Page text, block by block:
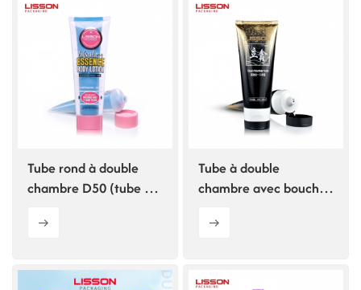
Tube rond à double
chambre D50 (tube 2
Tube à double
chambre avec bouchon
les soins de la peau